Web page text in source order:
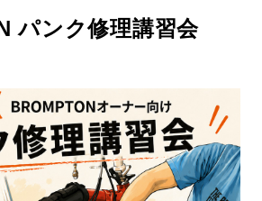
パンク修理講習会